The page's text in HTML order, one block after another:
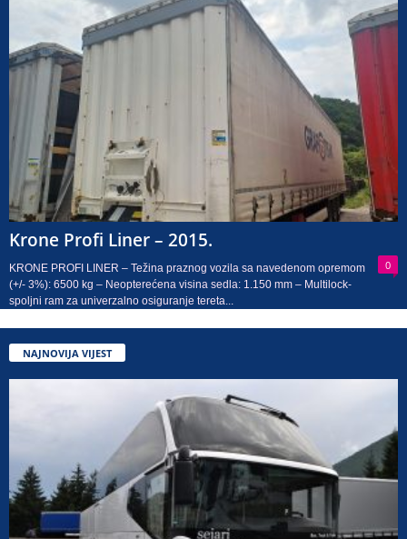
Krone Profi Liner – 2015.
0
KRONE PROFI LINER – Težina praznog vozila sa navedenom opremom
(+/- 3%): 6500 kg – Neopterećena visina sedla: 1.150 mm – Multilock-
spoljni ram za univerzalno osiguranje tereta...
NAJNOVIJA VIJEST